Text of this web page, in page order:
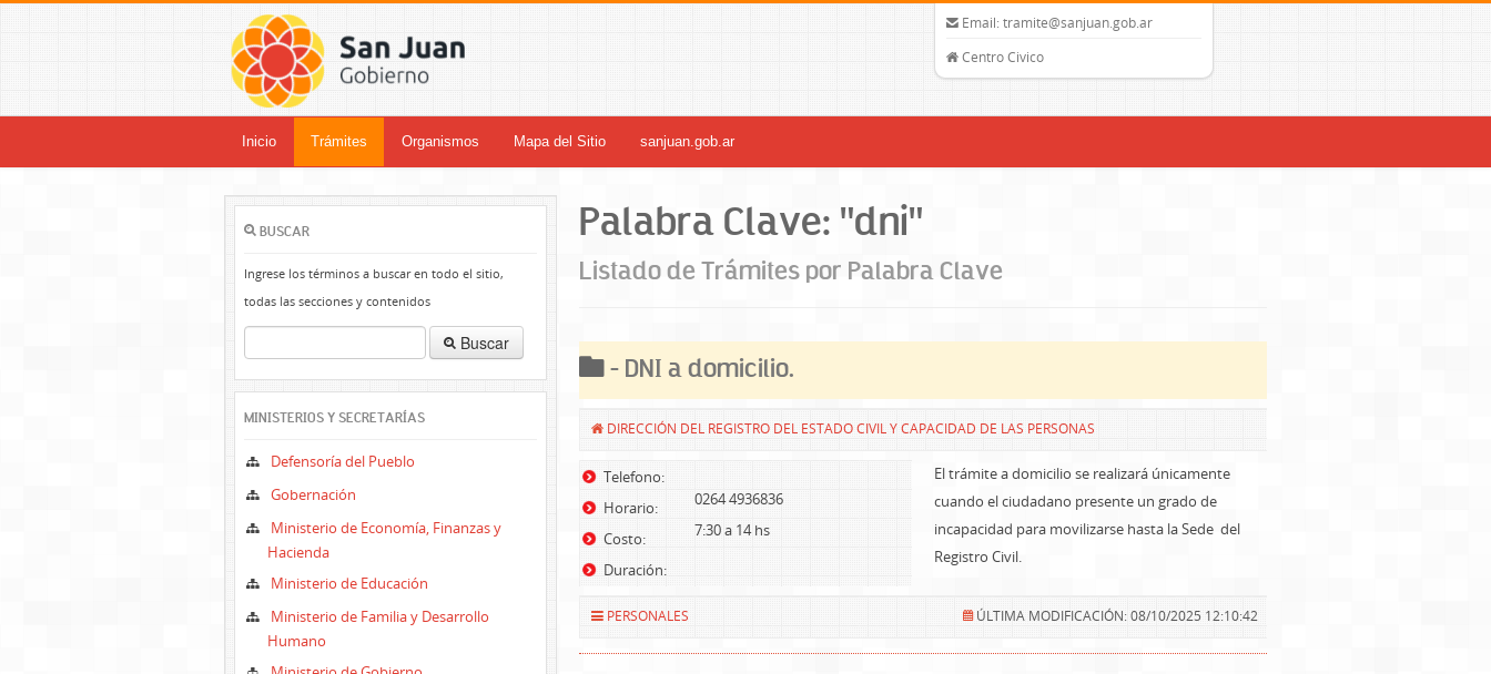
Email: tramite@sanjuan.gob.ar
Centro Civico
Inicio Trámites Organismos Mapa del Sitio sanjuan.gob.ar
BUSCAR
Ingrese los términos a buscar en todo el sitio,
todas las secciones y contenidos
Buscar
MINISTERIOS Y SECRETARÍAS
Defensoría del Pueblo
Gobernación
Ministerio de Economía, Finanzas y
Hacienda
Ministerio de Educación
Ministerio de Familia y Desarrollo
Humano
Palabra Clave: "dni"
Listado de Trámites por Palabra Clave
- DNI a domicilio.
DIRECCIÓN DEL REGISTRO DEL ESTADO CIVIL Y CAPACIDAD DE LAS PERSONAS
Telefono:
Horario:
Costo:
Duración:
0264 4936836
7:30 a 14 hs
El trámite a domicilio se realizará únicamente
cuando el ciudadano presente un grado de
incapacidad para movilizarse hasta la Sede del
Registro Civil.
PERSONALES ÚLTIMA MODIFICACIÓN: 08/10/2025 12:10:42